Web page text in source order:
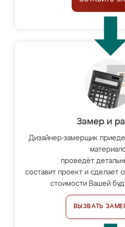
Замер и
Дизайнер-замерщик
проведёт
составит проект и сделает
стоимости Вашей
ВЫЗВАТЬ